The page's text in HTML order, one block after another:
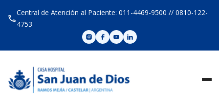
Central de Atención al Paciente: 011-4469-9500 // 0810-122-
4753